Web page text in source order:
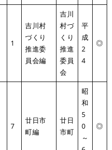
1
吉川村
づくり
推進委
員会編
吉川
村づ
くり
推進
委員
会
平
成
2
4
◎
7
廿日市
町編
廿日
市町
昭
和
5
0
～
◎